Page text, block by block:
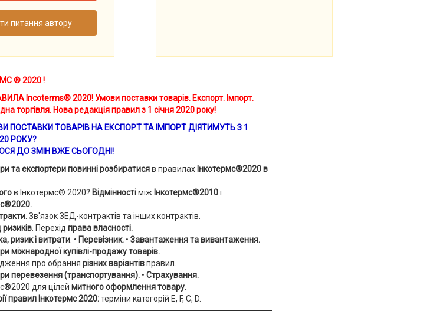
питання автору
® 2020 !
Incoterms®2020! Умови поставки товарів. Експорт. Імпорт.
торгівля. Нова редакція правил з 1 січня 2020 року!
ПОСТАВКИ ТОВАРІВ НА ЕКСПОРТ ТА ІМПОРТ ДІЯТИМУТЬ З 1
РОКУ?
ДО ЗМІН ВЖЕ СЬОГОДНІ!
та експортериповинні розбиратисяв правилах Інкотермс®2020 в
в Інкотермс® 2020? Відмінностіміж Інкотермс®2010і
Зв'язок ЗЕД-контрактів та інших контрактів.
ризиків . Перехід права власності.
ризик і витрати • Перевізник. • Завантаження та вивантаження.
міжнародної купівлі-продажу товарів.
про обрання різних варіантівправил.
перевезення (транспортування). • Страхування.
для цілей митного оформлення товару.
правил Інкотермс 2020:терміни категорій E, F, C, D.